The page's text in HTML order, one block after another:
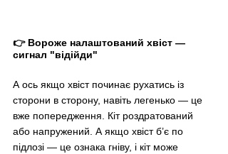
👉 Вороже налаштований хвіст —
сигнал "відійди"
А ось якщо хвіст починає рухатись із
сторони в сторону, навіть легенько — це
вже попередження. Кіт роздратований
або напружений. А якщо хвіст б’є по
підлозі — це ознака гніву, і кіт може